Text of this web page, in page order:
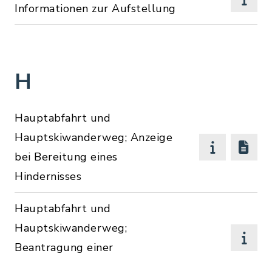
Informationen zur Aufstellung
H
Hauptabfahrt und
Hauptskiwanderweg; Anzeige
bei Bereitung eines
Hindernisses
Hauptabfahrt und
Hauptskiwanderweg;
Beantragung einer